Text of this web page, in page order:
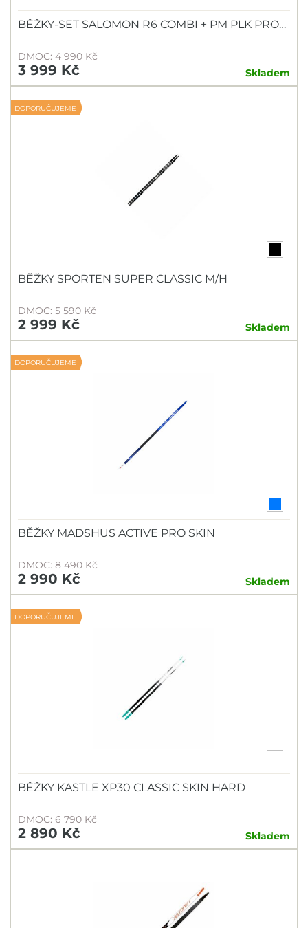
BĚŽKY-SET SALOMON R6 COMBI + PM PLK PRO…
DMOC: 4 990 Kč
3 999 Kč Skladem
DOPORUČUJEME
BĚŽKY SPORTEN SUPER CLASSIC M/H
DMOC: 5 590 Kč
2 999 Kč Skladem
DOPORUČUJEME
BĚŽKY MADSHUS ACTIVE PRO SKIN
DMOC: 8 490 Kč
2 990 Kč Skladem
DOPORUČUJEME
BĚŽKY KASTLE XP30 CLASSIC SKIN HARD
DMOC: 6 790 Kč
2 890 Kč Skladem